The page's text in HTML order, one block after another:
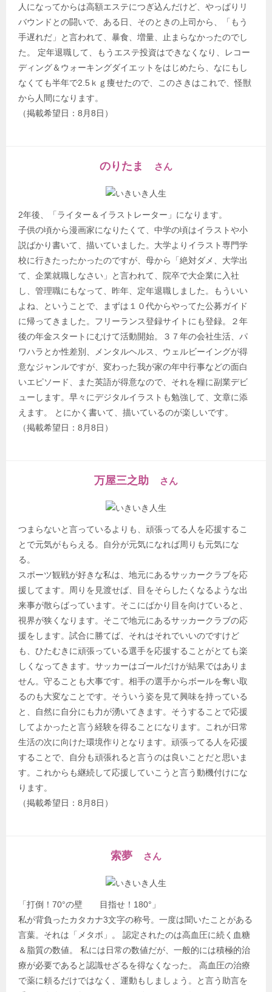
人になってからは高額エステにつぎ込んだけど、やっぱりリ
バウンドとの闘いで、ある日、そのときの上司から、「もう
手遅れだ」と言われて、暴食、増量、止まらなかったのでし
た。 定年退職して、もうエステ投資はできなくなり、レコー
ディング＆ウォーキングダイエットをはじめたら、なにもし
なくても半年で2.5ｋｇ痩せたので、このさきはこれで、怪獣
から人間になります。
（掲載希望日：8月8日）
のりたま さん
2年後、「ライター＆イラストレーター」になります。
子供の頃から漫画家になりたくて、中学の頃はイラストや小
説ばかり書いて、描いていました。大学よりイラスト専門学
校に行きたったかったのですが、母から「絶対ダメ、大学出
て、企業就職しなさい」と言われて、院卒で大企業に入社
し、管理職にもなって、昨年、定年退職しました。もういい
よね、ということで、まずは１０代からやってた公募ガイド
に帰ってきました。フリーランス登録サイトにも登録。２年
後の年金スタートにむけて活動開始。３７年の会社生活、パ
ワハラとか性差別、メンタルヘルス、ウェルビーイングが得
意なジャンルですが、変わった我が家の年中行事などの面白
いエピソード、また英語が得意なので、それを糧に副業デビ
ューします。早々にデジタルイラストも勉強して、文章に添
えます。 とにかく書いて、描いているのが楽しいです。
（掲載希望日：8月8日）
万屋三之助 さん
つまらないと言っているよりも、頑張ってる人を応援するこ
とで元気がもらえる。自分が元気になれば周りも元気にな
る。
スポーツ観戦が好きな私は、地元にあるサッカークラブを応
援してます。周りを見渡せば、目をそらしたくなるような出
来事が散らばっています。そこにばかり目を向けていると、
視界が狭くなります。そこで地元にあるサッカークラブの応
援をします。試合に勝てば、それはそれでいいのですけど
も、ひたむきに頑張っている選手を応援することがとても楽
しくなってきます。サッカーはゴールだけが結果ではありま
せん。守ることも大事です。相手の選手からボールを奪い取
るのも大変なことです。そういう姿を見て興味を持っている
と、自然に自分にも力が湧いてきます。そうすることで応援
してよかったと言う経験を得ることになります。これが日常
生活の次に向けた環境作りとなります。頑張ってる人を応援
することで、自分も頑張れると言うのは良いことだと思いま
す。これからも継続して応援していこうと言う動機付けにな
ります。
（掲載希望日：8月8日）
索夢 さん
「打倒！70°の壁 目指せ！180°」
私が背負ったカタカナ3文字の称号。一度は聞いたことがある
言葉。それは「メタボ」。 認定されたのは高血圧に続く血糖
＆脂質の数値。 私には日常の数値だが、一般的には積極的治
療が必要であると認識せざるを得なくなった。 高血圧の治療
で薬に頼るだけではなく、運動もしましょう。と言う助言を